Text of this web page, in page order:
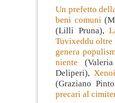
Un prefetto
beni comuni
(Lilli Pruna),
Tuvixeddu
genera
niente
Deliperi), Xenoi
(Graziano
precari al